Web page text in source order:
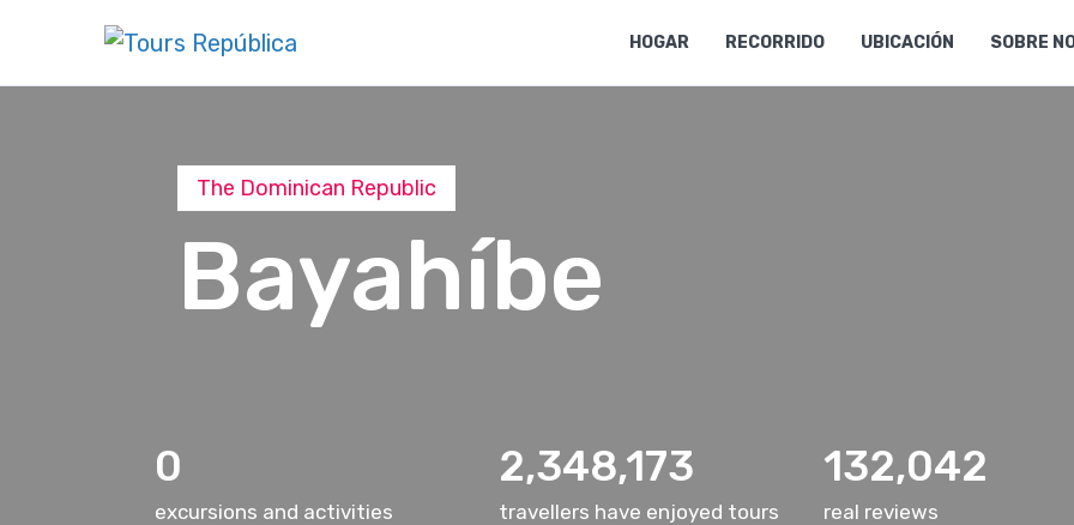
HOGAR RECORRIDO UBICACIÓN SOBRE
The Dominican Republic
Bayahíbe
0
excursions and activities
2,348,173
travellers have enjoyed tours
132,042
real reviews